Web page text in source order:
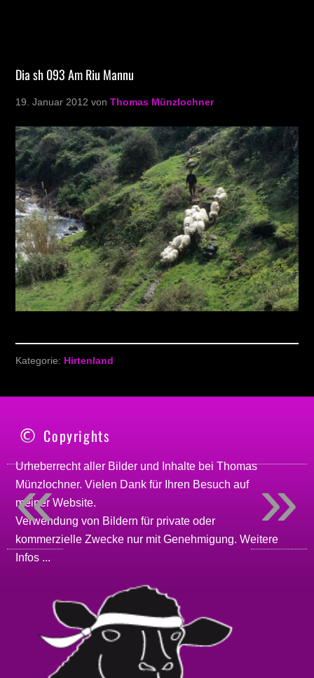
Dia sh 093 Am Riu Mannu
19. Januar 2012 vonThomas Münzlochner
Kategorie: Hirtenland
Copyrights
Urheberrecht aller Bilder und Inhalte beiThomas
Münzlochner. Vielen Dank für Ihren Besuch auf
meinerWebsite.
Verwendung von Bildern für private oder
kommerzielle Zwecke nur mit Genehmigung.Weitere
Infos ...
»
«